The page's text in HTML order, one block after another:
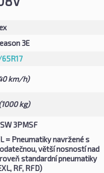
3E
km/h)
kg)
3PMSF
= Pneumatiky navržené s
větší nosností nad
standardní pneumatiky
RF, RFD)